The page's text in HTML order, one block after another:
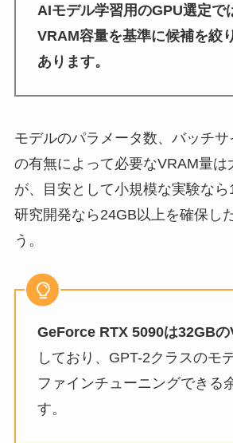
AIモデル学習用のGPU選定で
VRAM容量を基準に候補を絞
あります。
モデルのパラメータ数、バッチ
の有無によって必要なVRAM量は
が、目安として小規模な実験な
研究開発なら24GB以上を確保し
う。
GeForce RTX 5090は32GB
しており、GPT-2クラスのモ
ファインチューニングできる
す。